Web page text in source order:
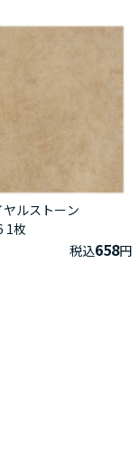
ルストーン
1枚
税込658円